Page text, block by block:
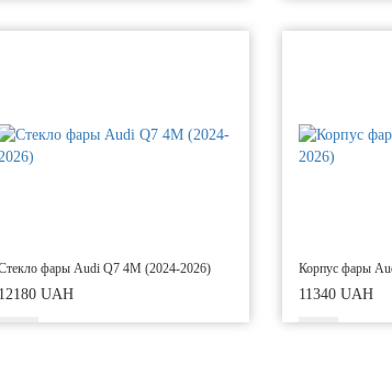
фары Audi Q7 4M (2024-2026)
12180 UAH
Корпус фары
11340 UAH